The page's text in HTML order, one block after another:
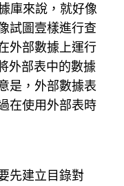
庫來說，就好像
試圖壹樣進行查
外部數據上運行
外部表中的數據
是，外部數據表
在使用外部表時
先建立目錄對